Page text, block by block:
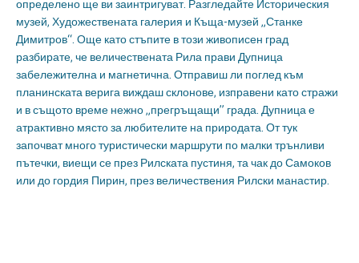
определено ще ви заинтригуват. Разгледайте Историческия
музей, Художествената галерия и Къща-музей „Станке
Димитров“. Още като стъпите в този живописен град
разбирате, че величествената Рила прави Дупница
забележителна и магнетична. Отправиш ли поглед към
планинската верига виждаш склонове, изправени като стражи
и в същото време нежно „прегръщащи” града. Дупница е
атрактивно място за любителите на природата. От тук
започват много туристически маршрути по малки трънливи
пътечки, виещи се през Рилската пустиня, та чак до Самоков
или до гордия Пирин, през величествения Рилски манастир.